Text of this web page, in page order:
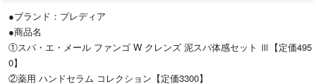
●ブランド：プレディア
●商品名
①スパ・エ・メール ファンゴ W クレンズ 泥スパ体感セット Ⅲ【定価495
0】
②薬用 ハンドセラム コレクション【定価3300】